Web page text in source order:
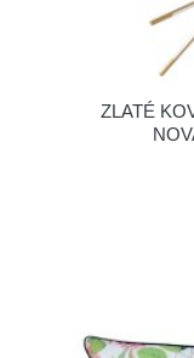
ZLATÉ